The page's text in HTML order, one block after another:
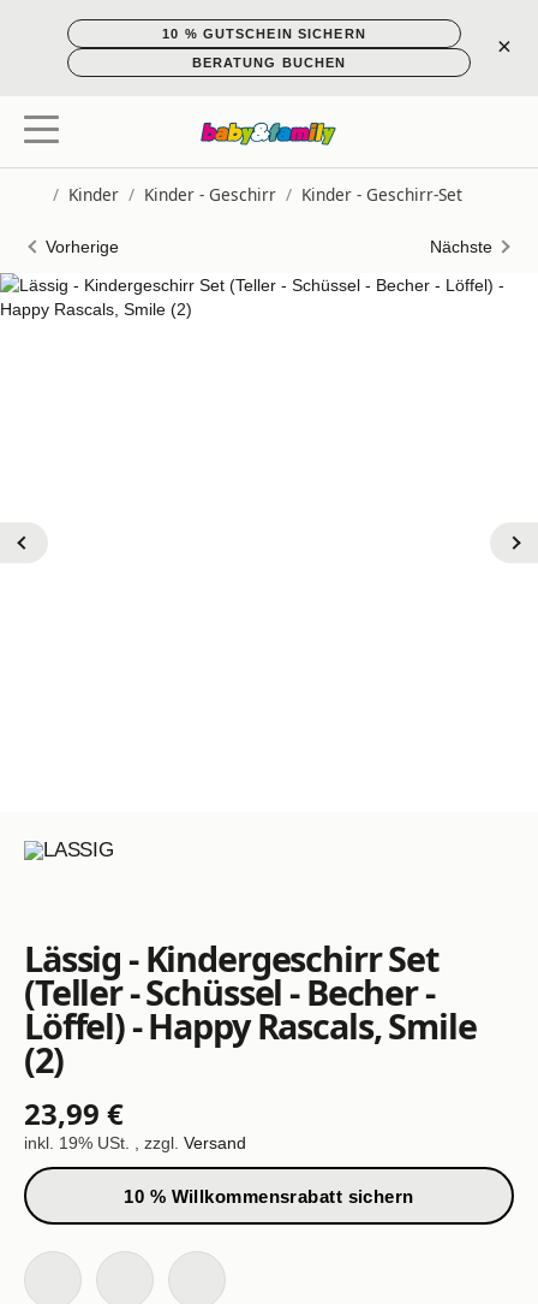
10 % GUTSCHEIN SICHERN
BERATUNG BUCHEN
×
/ Kinder / Kinder - Geschirr / Kinder - Geschirr-Set
Vorherige Nächste
Lässig - Kindergeschirr Set
(Teller - Schüssel - Becher -
Löffel) - Happy Rascals, Smile
(2)
23,99 €
inkl. 19% USt. , zzgl. Versand
10 % Willkommensrabatt sichern